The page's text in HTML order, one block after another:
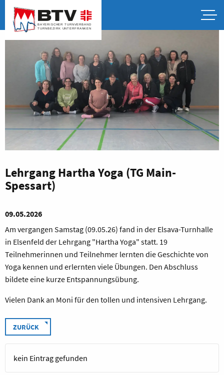
Lehrgang Hartha Yoga (TG Main-
Spessart)
09.05.2026
Am vergangen Samstag (09.05.26) fand in der Elsava-Turnhalle
in Elsenfeld der Lehrgang "Hartha Yoga" statt. 19
Teilnehmerinnen und Teilnehmer lernten die Geschichte von
Yoga kennen und erlernten viele Übungen. Den Abschluss
bildete eine kurze Entspannungsübung.
Vielen Dank an Moni für den tollen und intensiven Lehrgang.
ZURÜCK
kein Eintrag gefunden